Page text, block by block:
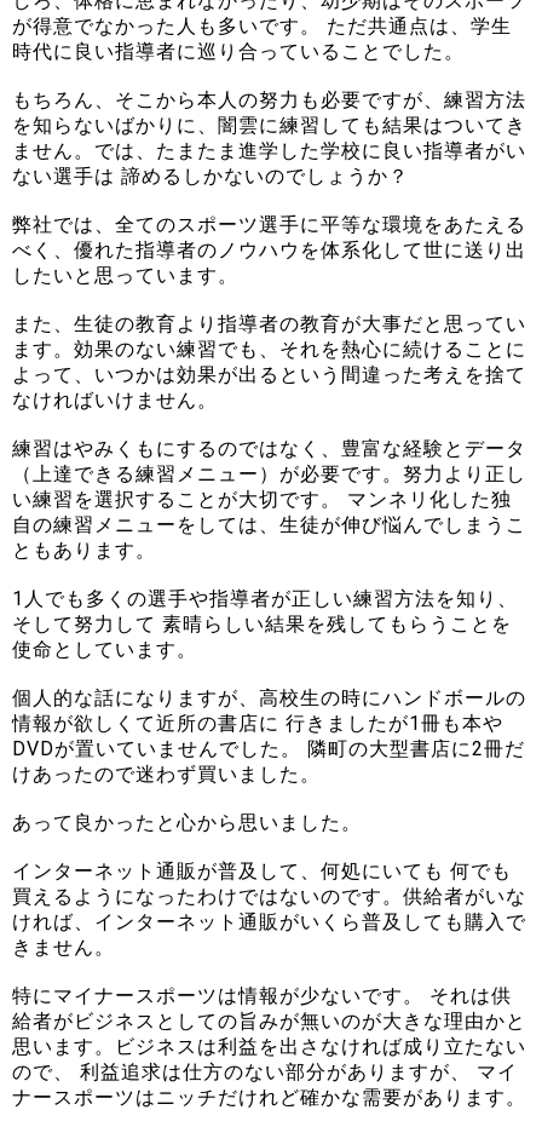
が得意でなかった人も多いです。 ただ共通点は、学生
時代に良い指導者に巡り合っていることでした。
もちろん、そこから本人の努力も必要ですが、練習方法
を知らないばかりに、闇雲に練習しても結果はついてき
ません。では、たまたま進学した学校に良い指導者がい
ない選手は 諦めるしかないのでしょうか？
弊社では、全てのスポーツ選手に平等な環境をあたえる
べく、優れた指導者のノウハウを体系化して世に送り出
したいと思っています。
また、生徒の教育より指導者の教育が大事だと思ってい
ます。効果のない練習でも、それを熱心に続けることに
よって、いつかは効果が出るという間違った考えを捨て
なければいけません。
練習はやみくもにするのではなく、豊富な経験とデータ
（上達できる練習メニュー）が必要です。努力より正し
い練習を選択することが大切です。 マンネリ化した独
自の練習メニューをしては、生徒が伸び悩んでしまうこ
ともあります。
1人でも多くの選手や指導者が正しい練習方法を知り、
そして努力して 素晴らしい結果を残してもらうことを
使命としています。
個人的な話になりますが、高校生の時にハンドボールの
情報が欲しくて近所の書店に 行きましたが1冊も本や
DVDが置いていませんでした。 隣町の大型書店に2冊だ
けあったので迷わず買いました。
あって良かったと心から思いました。
インターネット通販が普及して、何処にいても 何でも
買えるようになったわけではないのです。供給者がいな
ければ、インターネット通販がいくら普及しても購入で
きません。
特にマイナースポーツは情報が少ないです。 それは供
給者がビジネスとしての旨みが無いのが大きな理由かと
思います。ビジネスは利益を出さなければ成り立たない
ので、 利益追求は仕方のない部分がありますが、 マイ
ナースポーツはニッチだけれど確かな需要があります。